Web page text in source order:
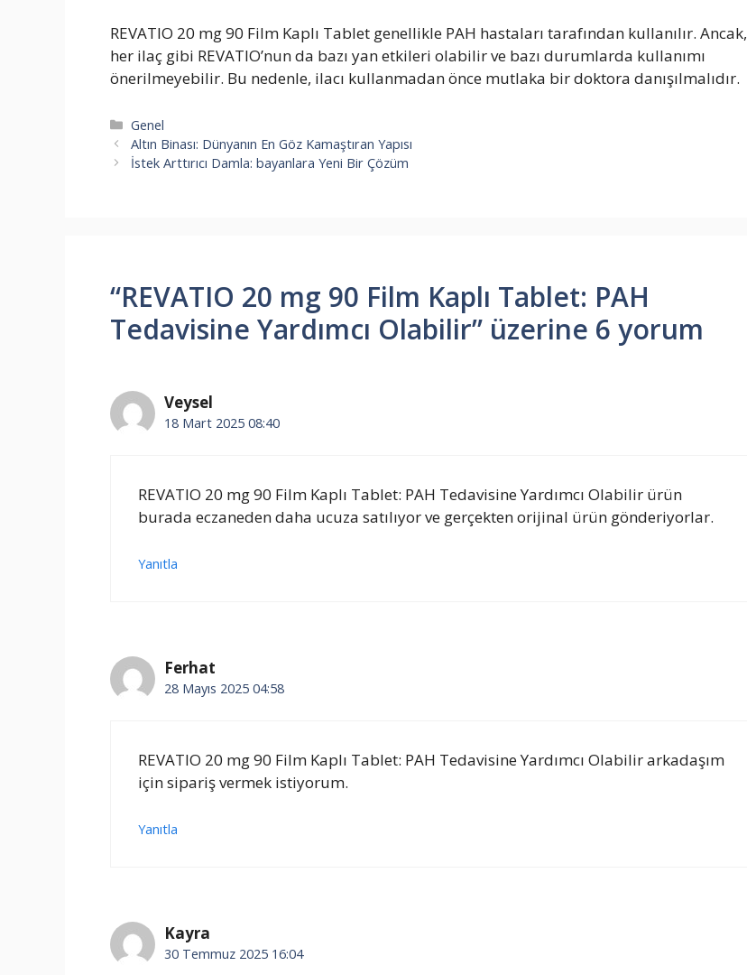
REVATIO 20 mg 90 Film Kaplı Tablet genellikle PAH hastaları tarafından kullanılır. Ancak,
her ilaç gibi REVATIO’nun da bazı yan etkileri olabilir ve bazı durumlarda kullanımı
önerilmeyebilir. Bu nedenle, ilacı kullanmadan önce mutlaka bir doktora danışılmalıdır.
Kategoriler
Genel
Altın Binası: Dünyanın En Göz Kamaştıran Yapısı
İstek Arttırıcı Damla: bayanlara Yeni Bir Çözüm
“REVATIO 20 mg 90 Film Kaplı Tablet: PAH
Tedavisine Yardımcı Olabilir” üzerine 6 yorum
Veysel
18 Mart 2025 08:40
REVATIO 20 mg 90 Film Kaplı Tablet: PAH Tedavisine Yardımcı Olabilir ürün
burada eczaneden daha ucuza satılıyor ve gerçekten orijinal ürün gönderiyorlar.
Yanıtla
Ferhat
28 Mayıs 2025 04:58
REVATIO 20 mg 90 Film Kaplı Tablet: PAH Tedavisine Yardımcı Olabilir arkadaşım
için sipariş vermek istiyorum.
Yanıtla
Kayra
30 Temmuz 2025 16:04